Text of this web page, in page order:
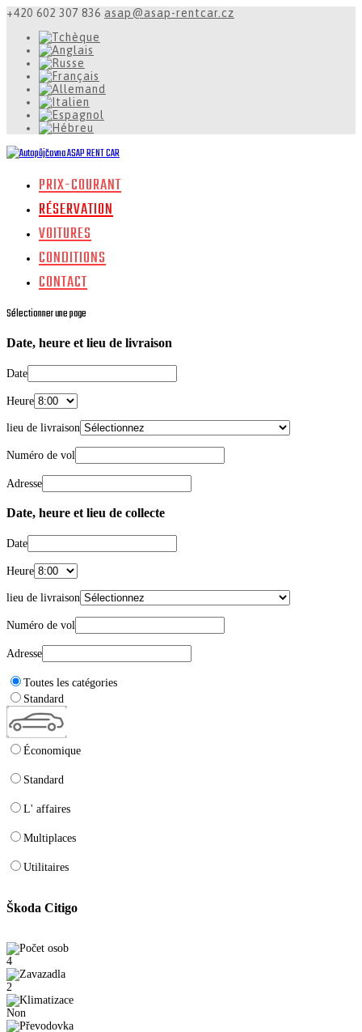
+420 602 307 836 asap@asap-rentcar.cz
PRIX-COURANT
RÉSERVATION
VOITURES
CONDITIONS
CONTACT
Sélectionner une page
Date, heure et lieu de livraison
Date
Heure
lieu de livraison
Numéro de vol
Adresse
Date, heure et lieu de collecte
Date
Heure
lieu de livraison
Numéro de vol
Adresse
Toutes les catégories
Standard
Économique
Standard
L' affaires
Multiplaces
Utilitaires
Škoda Citigo
4
2
Non